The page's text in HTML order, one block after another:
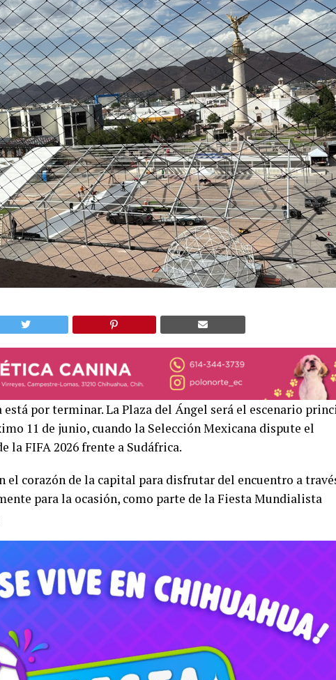
está por terminar. La Plaza del Ángel será el escenario
11 de junio, cuando la Selección Mexicana dispute el
la FIFA 2026 frente a Sudáfrica.
el corazón de la capital para disfrutar del encuentro a
para la ocasión, como parte de la Fiesta Mundialista